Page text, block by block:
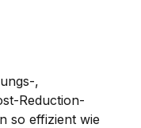
,
Reduction-
so effizient wie